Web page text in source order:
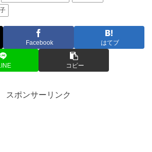
Facebook はてブ
コピー
スポンサーリンク